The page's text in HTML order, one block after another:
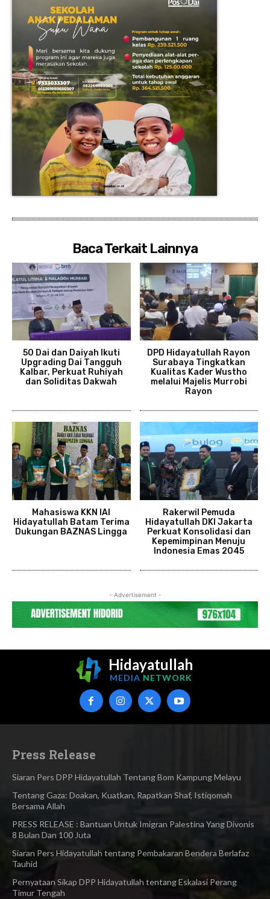
Baca Terkait Lainnya
50 Dai dan Daiyah Ikuti
Upgrading Dai Tangguh
Kalbar, Perkuat Ruhiyah
dan Soliditas Dakwah
DPD Hidayatullah Rayon
Surabaya Tingkatkan
Kualitas Kader Wustho
melalui Majelis Murrobi
Rayon
Mahasiswa KKN IAI
Hidayatullah Batam Terima
Dukungan BAZNAS Lingga
Rakerwil Pemuda
Hidayatullah DKI Jakarta
Perkuat Konsolidasi dan
Kepemimpinan Menuju
Indonesia Emas 2045
- Advertisement -
Hidayatullah
MEDIA NETWORK
Press Release
Siaran Pers DPP Hidayatullah Tentang Bom Kampung Melayu
Tentang Gaza: Doakan, Kuatkan, Rapatkan Shaf, Istiqomah
Bersama Allah
PRESS RELEASE : Bantuan Untuk Imigran Palestina Yang Divonis
8 Bulan Dan 100 Juta
Siaran Pers Hidayatullah tentang Pembakaran Bendera Berlafaz
Tauhid
Pernyataan Sikap DPP Hidayatullah tentang Eskalasi Perang
Timur Tengah